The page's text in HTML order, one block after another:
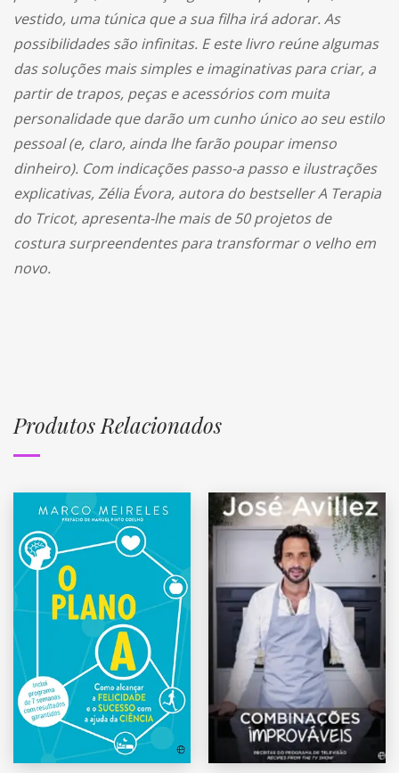
vestido, uma túnica que a sua filha irá adorar. As
possibilidades são infinitas. E este livro reúne algumas
das soluções mais simples e imaginativas para criar, a
partir de trapos, peças e acessórios com muita
personalidade que darão um cunho único ao seu estilo
pessoal (e, claro, ainda lhe farão poupar imenso
dinheiro). Com indicações passo-a passo e ilustrações
explicativas, Zélia Évora, autora do bestseller A Terapia
do Tricot, apresenta-lhe mais de 50 projetos de
costura surpreendentes para transformar o velho em
novo.
Produtos Relacionados